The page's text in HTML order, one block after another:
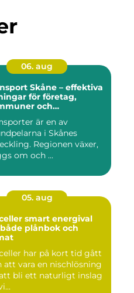
06. aug
Skåne – effektiva
för företag,
och
är en av
i Skånes
Regionen växer,
om och ...
05. aug
energival
plånbok och
har på kort tid gått
att vara en nischlösning
bli ett naturligt inslag